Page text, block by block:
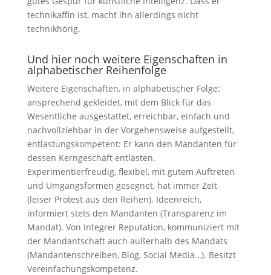
technikaffin ist, macht ihn allerdings nicht
technikhörig.
Und hier noch weitere Eigenschaften in
alphabetischer Reihenfolge
Weitere Eigenschaften, in alphabetischer Folge:
ansprechend gekleidet, mit dem Blick für das
Wesentliche ausgestattet, erreichbar, einfach und
nachvollziehbar in der Vorgehensweise aufgestellt,
entlastungskompetent: Er kann den Mandanten für
dessen Kerngeschäft entlasten.
Experimentierfreudig, flexibel, mit gutem Auftreten
und Umgangsformen gesegnet, hat immer Zeit
(leiser Protest aus den Reihen). Ideenreich,
informiert stets den Mandanten (Transparenz im
Mandat). Von integrer Reputation, kommuniziert mit
der Mandantschaft auch außerhalb des Mandats
(Mandantenschreiben, Blog, Social Media…). Besitzt
Vereinfachungskompetenz.